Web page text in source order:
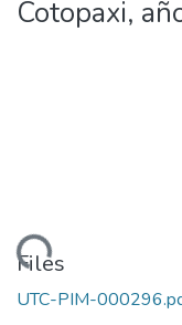
Cotopaxi,
Files
UTC-PIM-